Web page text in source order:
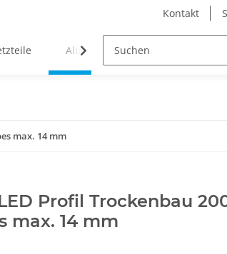
Kontakt
Alu-Profile
max. 14 mm
Profil Trockenbau
max. 14 mm